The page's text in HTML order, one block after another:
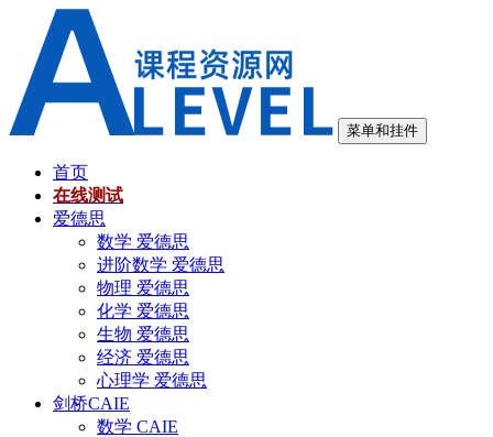
菜单和挂件
首页
在线测试
爱德思
数学 爱德思
进阶数学 爱德思
物理 爱德思
化学 爱德思
生物 爱德思
经济 爱德思
心理学 爱德思
剑桥CAIE
数学 CAIE